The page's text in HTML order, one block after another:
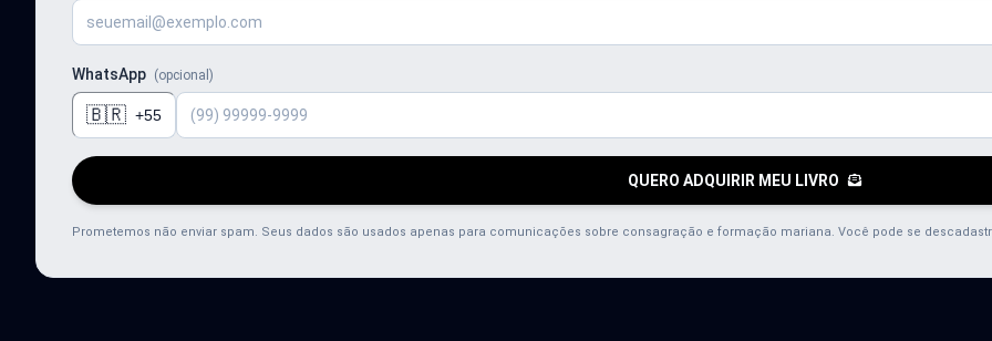
WhatsApp (opcional)
🇧🇷 +55
QUERO ADQUIRIR MEU LIVRO
Prometemos não enviar spam. Seus dados são usados apenas para comunicações sobre consagração e formação mariana. Você pode se